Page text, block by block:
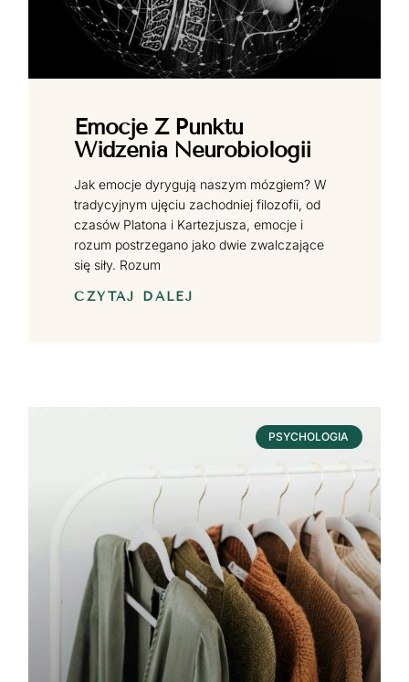
Emocje Z Punktu
Widzenia Neurobiologii
Jak emocje dyrygują naszym mózgiem? W
tradycyjnym ujęciu zachodniej filozofii, od
czasów Platona i Kartezjusza, emocje i
rozum postrzegano jako dwie zwalczające
się siły. Rozum
CZYTAJ DALEJ
PSYCHOLOGIA